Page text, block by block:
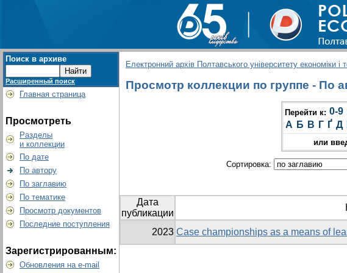
Поиск в архиве
Расширенный поиск
Главная страница
Просмотреть
Разделы
и коллекции
По дате
По автору
По заглавию
По тематике
Просмотр документов
Последние поступления
Зарегистрированным:
Обновления на e-mail
Електронний архів Полтавського університету економіки і
Просмотр коллекции по группе - По
Перейти к: 0-9
А Б В Г Ґ Д
или
Сортировка:
Дата
публикации
2023 Case championships as a means of